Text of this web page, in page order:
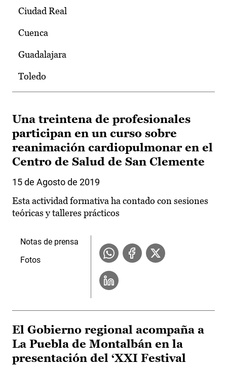
Ciudad Real
Cuenca
Guadalajara
Toledo
Una treintena de profesionales
participan en un curso sobre
reanimación cardiopulmonar en el
Centro de Salud de San Clemente
15 de Agosto de 2019
Esta actividad formativa ha contado con sesiones
teóricas y talleres prácticos
Notas de prensa
Fotos
El Gobierno regional acompaña a
La Puebla de Montalbán en la
presentación del ‘XXI Festival